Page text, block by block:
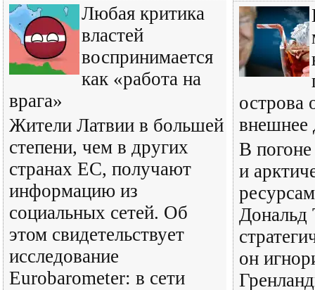
Любая критика
властей
воспринимается
как «работа на
врага»
Жители Латвии в большей
степени, чем в других
странах ЕС, получают
информацию из
социальных сетей. Об
этом свидетельствует
исследование
Eurobarometer: в сети
острова
внешнее
В погоне
и
Дональд
он